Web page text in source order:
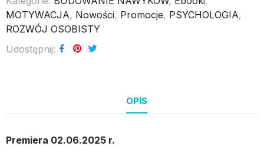
MOTYWACJA, Nowości, Promocje, PSYCHOLOGIA,
ROZWÓJ OSOBISTY
Udostępnij
OPIS
Premiera 02.06.2025 r.